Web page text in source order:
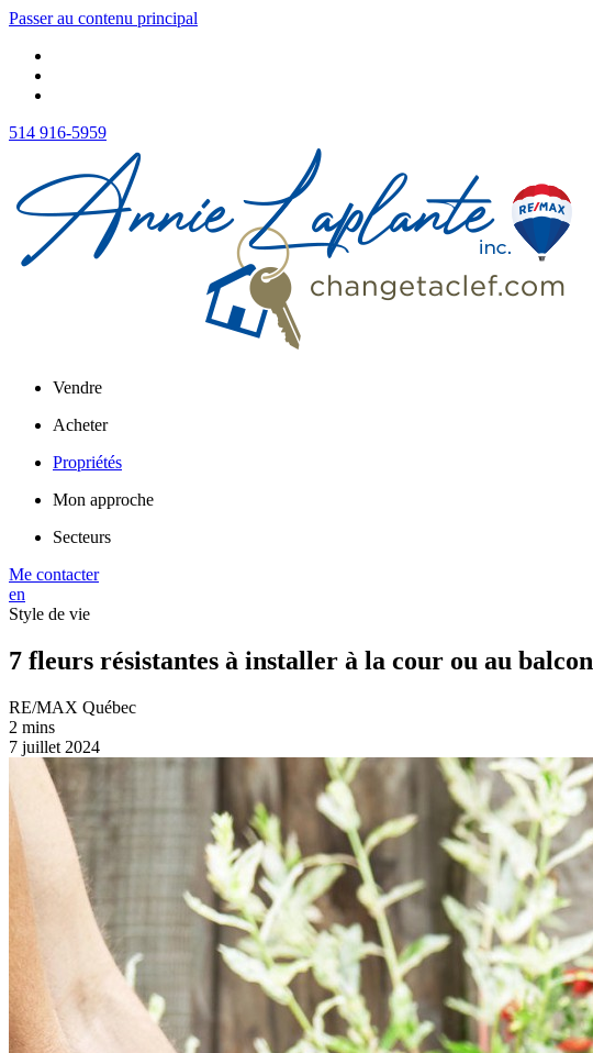
Passer au contenu principal
514 916-5959
Vendre
Acheter
Propriétés
Mon approche
Secteurs
Me contacter
en
Style de vie
7 fleurs résistantes à installer à la cour ou au balcon
RE/MAX Québec
2 mins
7 juillet 2024